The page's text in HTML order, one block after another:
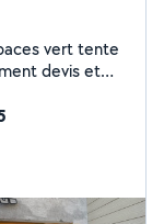
vert tente
devis et